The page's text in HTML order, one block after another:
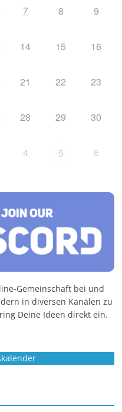
7 8 9
14 15 16
21 22 23
28 29 30
4 5 6
Gemeinschaft bei und
in diversen Kanälen zu
Deine Ideen direkt ein.